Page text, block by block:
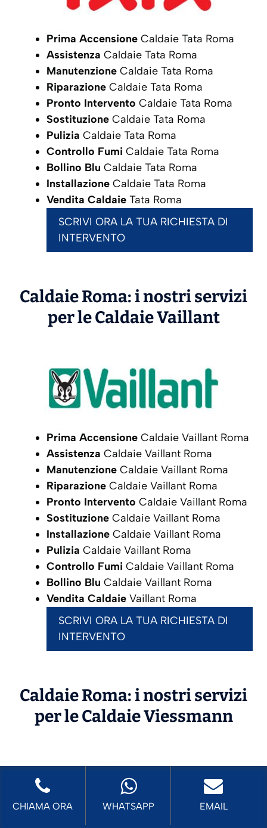
Prima Accensione Caldaie Tata Roma
Assistenza Caldaie Tata Roma
Manutenzione Caldaie Tata Roma
Riparazione Caldaie Tata Roma
Pronto Intervento Caldaie Tata Roma
Sostituzione Caldaie Tata Roma
Pulizia Caldaie Tata Roma
Controllo Fumi Caldaie Tata Roma
Bollino Blu Caldaie Tata Roma
Installazione Caldaie Tata Roma
Vendita Caldaie Tata Roma
SCRIVI ORA LA TUA RICHIESTA DI
INTERVENTO
Caldaie Roma: i nostri servizi
per le CaldaieVaillant
Prima Accensione Caldaie Vaillant Roma
Assistenza Caldaie Vaillant Roma
Manutenzione Caldaie Vaillant Roma
Riparazione Caldaie Vaillant Roma
Pronto Intervento Caldaie Vaillant Roma
Sostituzione Caldaie Vaillant Roma
Installazione Caldaie Vaillant Roma
Pulizia Caldaie Vaillant Roma
Controllo Fumi Caldaie Vaillant Roma
Bollino Blu Caldaie Vaillant Roma
Vendita Caldaie Vaillant Roma
SCRIVI ORA LA TUA RICHIESTA DI
INTERVENTO
Caldaie Roma: i nostri servizi
per le CaldaieViessmann
CHIAMA ORA WHATSAPP EMAIL